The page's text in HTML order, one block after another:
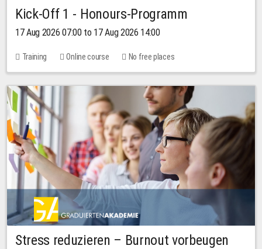
Kick-Off 1 - Honours-Programm
17 Aug 2026 07:00 to 17 Aug 2026 14:00
Training Online course No free places
Stress reduzieren – Burnout vorbeugen